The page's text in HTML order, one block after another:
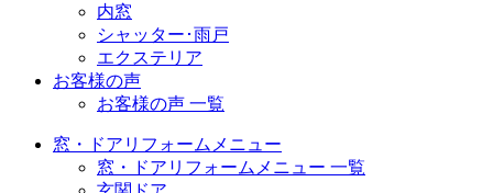
内窓
シャッター･雨戸
エクステリア
お客様の声
お客様の声 一覧
窓・ドアリフォームメニュー
窓・ドアリフォームメニュー 一覧